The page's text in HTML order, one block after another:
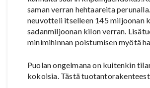
saman verran hehtaareita
neuvotteli itselleen 145 miljoonan
sadanmiljoonan kilon verran.
minimihinnan poistumisen myötä
Puolan ongelmana on kuitenkin
kokoisia. Tästä